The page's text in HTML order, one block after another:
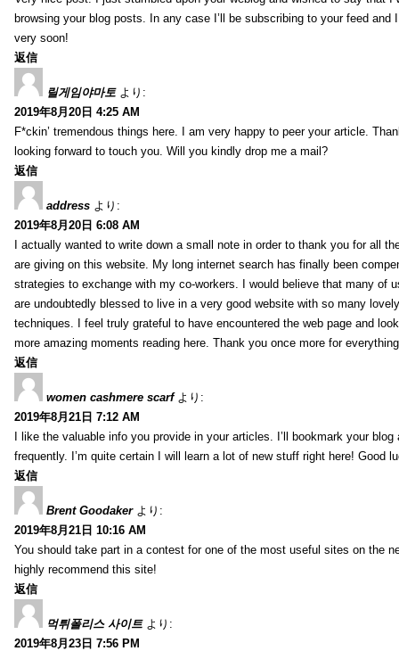
browsing your blog posts. In any case I’ll be subscribing to your feed and
very soon!
返信
릴게임야마토 より:
2019年8月20日 4:25 AM
F*ckin’ tremendous things here. I am very happy to peer your article.
looking forward to touch you. Will you kindly drop me a mail?
返信
address より:
2019年8月20日 6:08 AM
I actually wanted to write down a small note in order to thank you for all
are giving on this website. My long internet search has finally been
strategies to exchange with my co-workers. I would believe that many of
are undoubtedly blessed to live in a very good website with so many
techniques. I feel truly grateful to have encountered the web page and
more amazing moments reading here. Thank you once more for
返信
women cashmere scarf より:
2019年8月21日 7:12 AM
I like the valuable info you provide in your articles. I’ll bookmark your blog
frequently. I’m quite certain I will learn a lot of new stuff right here! Good
返信
Brent Goodaker より:
2019年8月21日 10:16 AM
You should take part in a contest for one of the most useful sites on the
highly recommend this site!
返信
먹튀폴리스 사이트 より:
2019年8月23日 7:56 PM